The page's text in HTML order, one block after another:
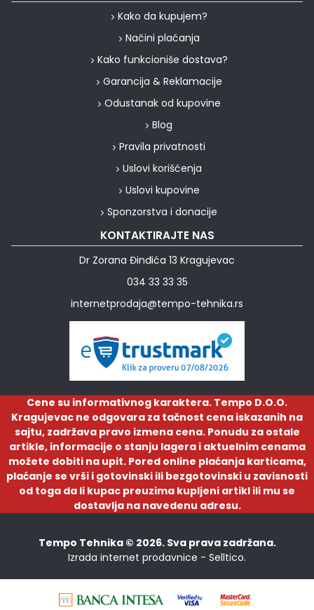
Kako da kupujem?
Načini plaćanja
Kako funkcioniše dostava?
Garancija & Reklamacije
Odustanak od kupovine
Blog
Pravila privatnosti
Uslovi korišćenja
Uslovi kupovine
Sponzorstva i donacije
KONTAKTIRAJTE NAS
Dr Zorana Đinđića 13 Kragujevac
034 33 33 35
internetprodaja@tempo-tehnika.rs
Cene su informativnog karaktera. Tempo D.O.O.
Kragujevac ne odgovara za tačnost cena iskazanih na
sajtu, zadržava pravo izmena cena. Ponudu za ostale
artikle, informacije o stanju lagera i aktuelnim cenama
možete dobiti na upit. Pored online plaćanja karticama,
plaćanje se vrši i gotovinski ili bezgotovinski u zavisnosti
od toga da li kupac preuzima kupljeni artikl ili mu se
dostavlja na navedenu adresu.
Tempo Tehnika © 2026. Sva prava zadržana.
Izrada internet prodavnice - Selltico.